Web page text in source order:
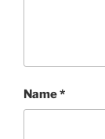
Name*